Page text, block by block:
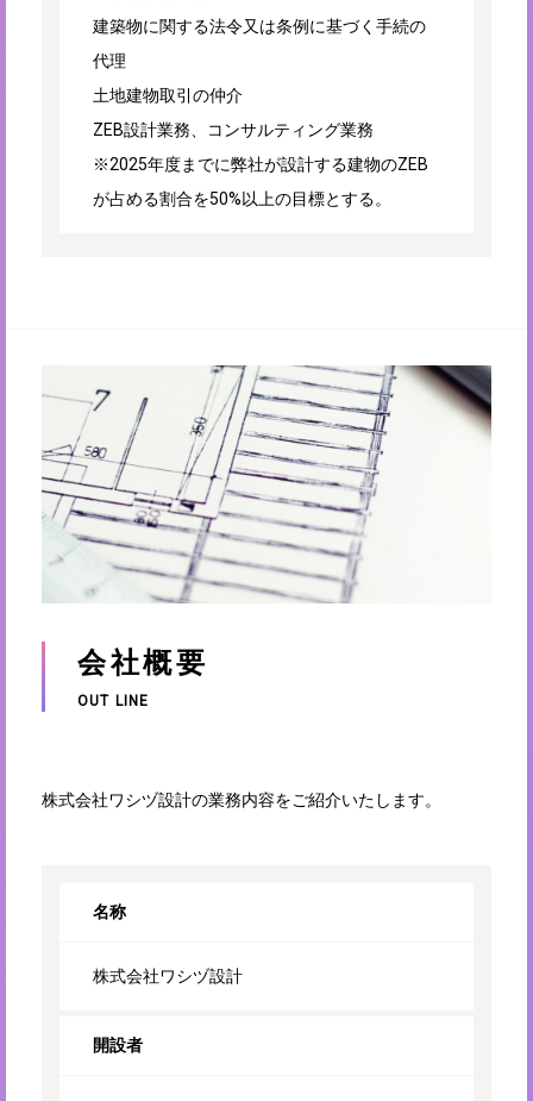
建築物に関する法令又は条例に基づく手続の
代理
土地建物取引の仲介
ZEB設計業務、コンサルティング業務
※2025年度までに弊社が設計する建物のZEB
が占める割合を50%以上の目標とする。
会社概要
OUT LINE
株式会社ワシヅ設計の業務内容をご紹介いたします。
名称
株式会社ワシヅ設計
開設者